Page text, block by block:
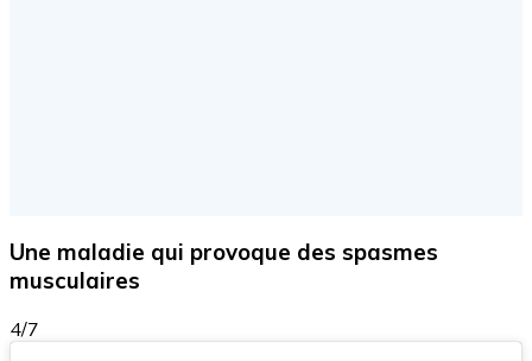
Une maladie qui provoque des spasmes
musculaires
4/7